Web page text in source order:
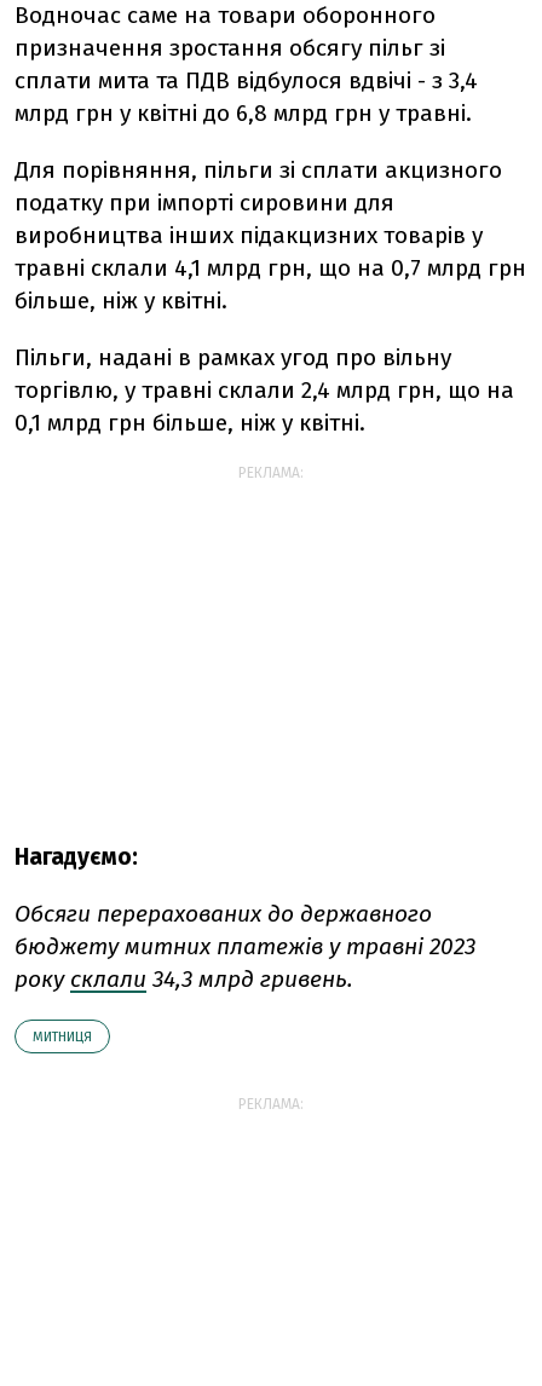
Водночас саме на товари оборонного
призначення зростання обсягу пільг зі
сплати мита та ПДВ відбулося вдвічі - з 3,4
млрд грн у квітні до 6,8 млрд грн у травні.
Для порівняння, пільги зі сплати акцизного
податку при імпорті сировини для
виробництва інших підакцизних товарів у
травні склали 4,1 млрд грн, що на 0,7 млрд грн
більше, ніж у квітні.
Пільги, надані в рамках угод про вільну
торгівлю, у травні склали 2,4 млрд грн, що на
0,1 млрд грн більше, ніж у квітні.
РЕКЛАМА:
Нагадуємо:
Обсяги перерахованих до державного
бюджету митних платежів у травні 2023
року склали 34,3 млрд гривень.
МИТНИЦЯ
РЕКЛАМА: